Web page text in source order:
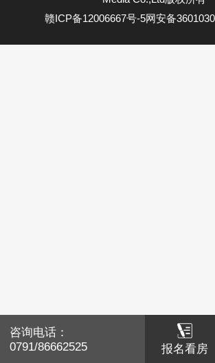
赣ICP备12006667号-5网安备
咨询电话：
0791/86662525
报名看房
咨询电话：
0791/86662525
报名看房
赣江新区